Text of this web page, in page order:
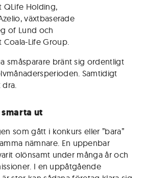
QLife Holding,
växtbaserade
of Lund och
Life Group.
småsparare bränt sig ordentligt
Samtidigt
ut
som gått i konkurs eller ”bara”
nämnare. En uppenbar
olönsamt under många år och
I en uppåtgående